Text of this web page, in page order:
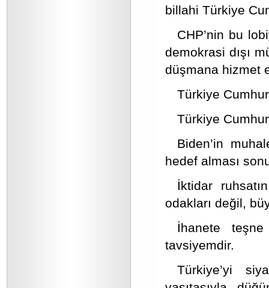
billahi Türkiye
CHP’nin bu
demokrasi dışı
düşmana hizmet
Türkiye
Türkiye
Biden’in
hedef alması
İktidar
odakları değil,
İhanete teşne
tavsiyemdir.
Türkiye’yi